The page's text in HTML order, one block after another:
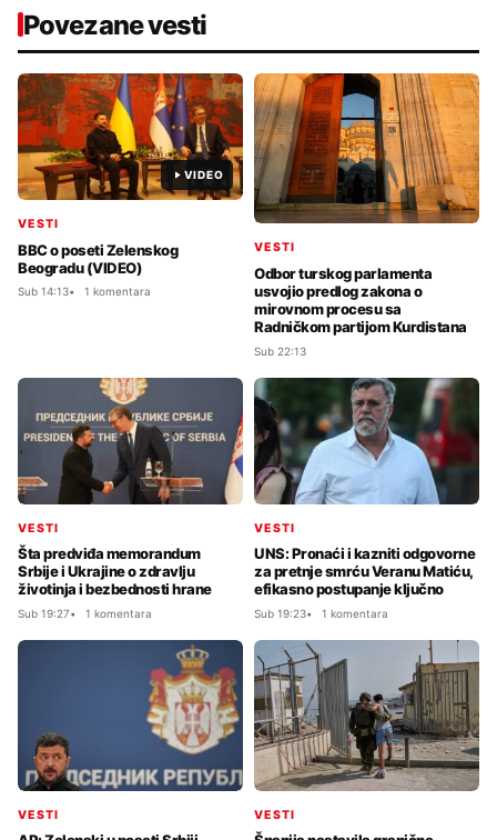
Povezane vesti
VIDEO
VESTI
BBC o poseti Zelenskog
Beogradu (VIDEO)
Sub 14:13 1 komentara
VESTI
Odbor turskog parlamenta
usvojio predlog zakona o
mirovnom procesu sa
Radničkom partijom Kurdistana
Sub 22:13
VESTI
Šta predviđa memorandum
Srbije i Ukrajine o zdravlju
životinja i bezbednosti hrane
Sub 19:27 1 komentara
VESTI
UNS: Pronaći i kazniti odgovorne
za pretnje smrću Veranu Matiću,
efikasno postupanje ključno
Sub 19:23 1 komentara
VESTI VESTI